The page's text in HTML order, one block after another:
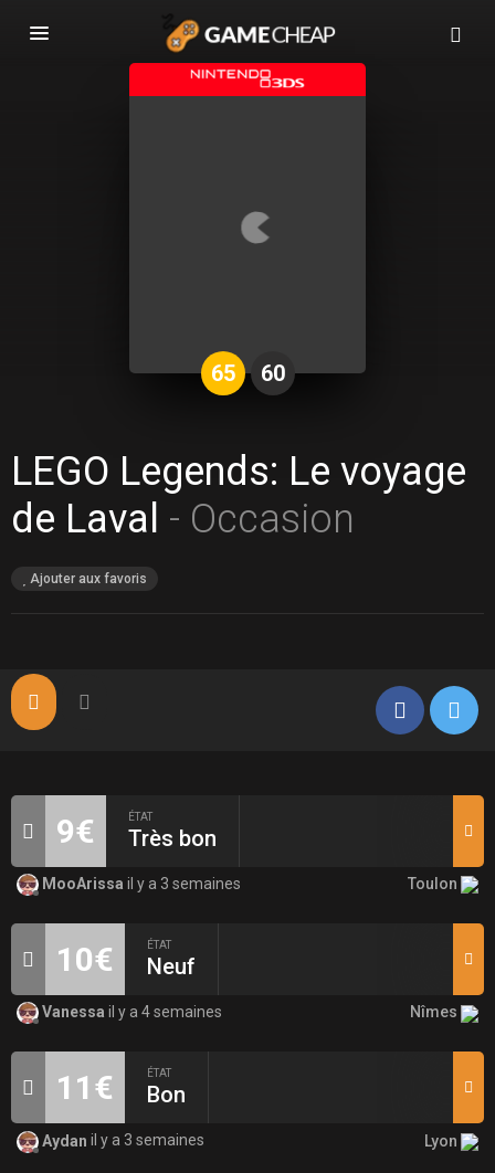
Basculer
65 60
LEGO Legends: Le voyage
de Laval - Occasion
Ajouter aux favoris
9€ ÉTAT
Très bon
MooArissa il y a 3 semaines Toulon
10€ ÉTAT
Neuf
Vanessa il y a 4 semaines Nîmes
11€ ÉTAT
Bon
Aydan il y a 3 semaines Lyon